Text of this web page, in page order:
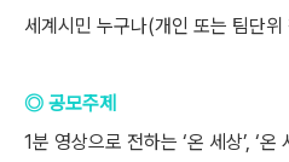
세계시민 누구나(개인 또는 팀단위
◎ 공모주제
1분 영상으로 전하는 ‘온 세상’, ‘온